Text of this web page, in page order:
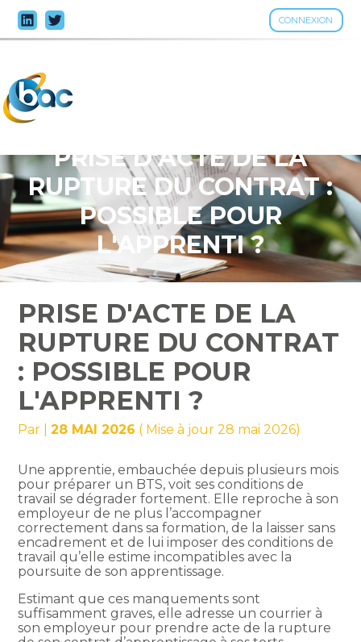
CONNEXION
Aller
au
PRISE D'ACTE DE LA
RUPTURE DU CONTRAT :
POSSIBLE POUR
L'APPRENTI ?
PRISE D'ACTE DE LA
RUPTURE DU CONTRAT
: POSSIBLE POUR
L'APPRENTI ?
Par |28 MAI 2026 ( Mise à jour 28 mai 2026)
Une apprentie, embauchée depuis plusieurs mois
pour préparer un BTS, voit ses conditions de
travail se dégrader fortement. Elle reproche à son
employeur de ne plus l’accompagner
correctement dans sa formation, de la laisser sans
encadrement et de lui imposer des conditions de
travail qu’elle estime incompatibles avec la
poursuite de son apprentissage.
Estimant que ces manquements sont
suffisamment graves, elle adresse un courrier à
son employeur pour prendre acte de la rupture